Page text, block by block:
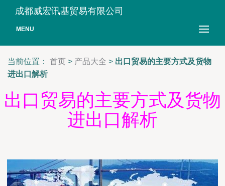
成都威宏讯基贸易有限公司
MENU
当前位置： 首页 > 产品大全 > 出口贸易的主要方式及货物
进出口解析
出口贸易的主要方式及货物
进出口解析